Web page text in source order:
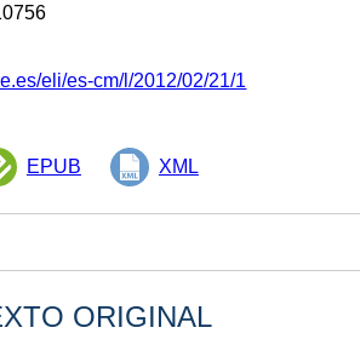
eli/es-cm/l/2012/02/21/1
EPUB XML
ORIGINAL